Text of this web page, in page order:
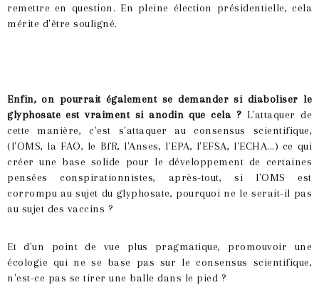
remettre en question. En pleine élection présidentielle, cela
mérite d'être souligné.
Enfin, on pourrait également se demander si diaboliser le
glyphosate est vraiment si anodin que cela ? L'attaquer de
cette manière, c'est s'attaquer au consensus scientifique,
(l'OMS, la FAO, le BfR, l'Anses, l'EPA, l'EFSA, l'ECHA...) ce qui
créer une base solide pour le développement de certaines
pensées conspirationnistes, après-tout, si l'OMS est
corrompu au sujet du glyphosate, pourquoi ne le serait-il pas
au sujet des vaccins ?
Et d'un point de vue plus pragmatique, promouvoir une
écologie qui ne se base pas sur le consensus scientifique,
n'est-ce pas se tirer une balle dans le pied ?